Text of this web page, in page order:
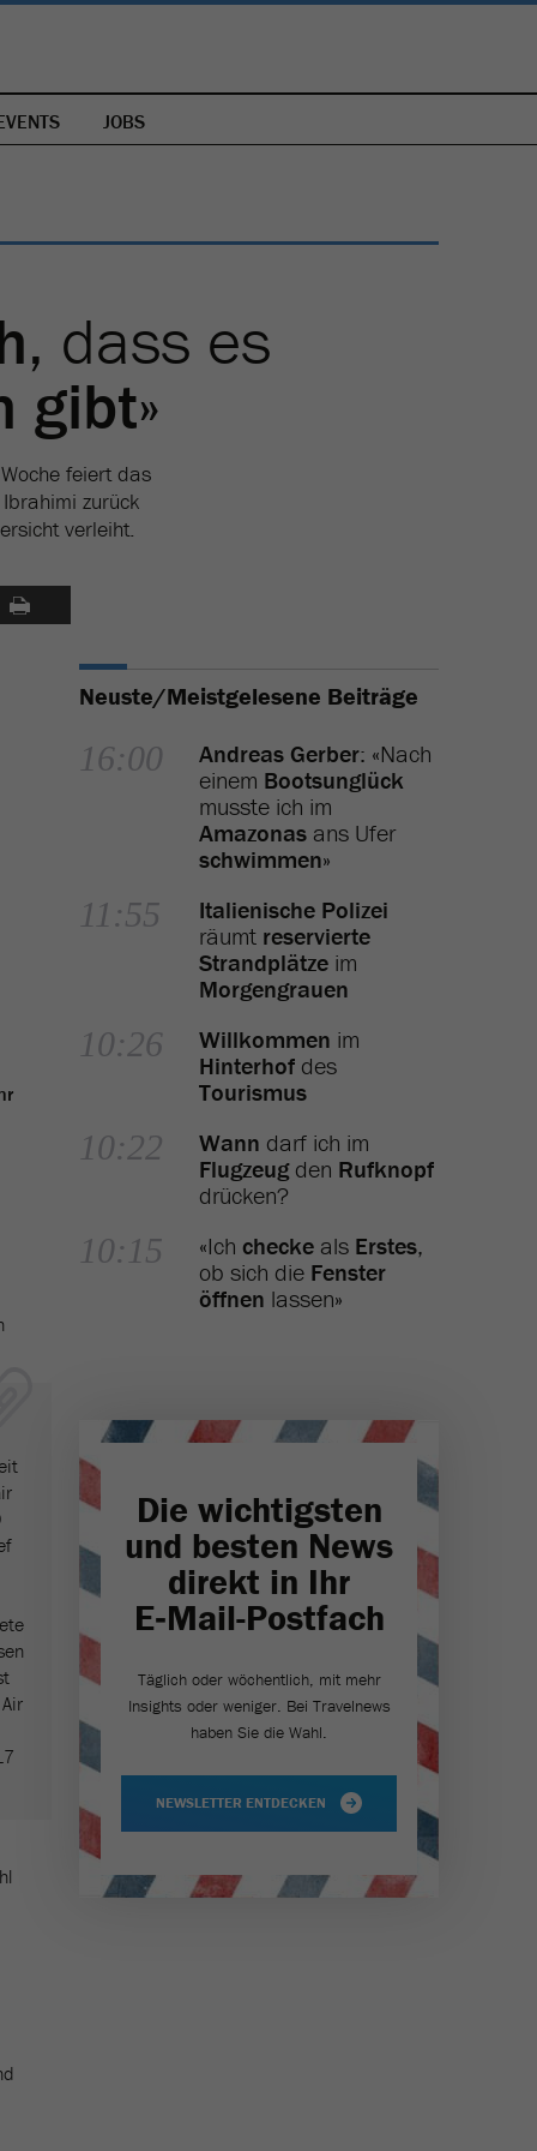
JOBS
, dass es
gibt»
feiert das
zurück
verleiht.
Neuste/Meistgelesene Beiträge
16:00 Andreas Gerber: «Nach
einem Bootsunglück
musste ich im
Amazonas ans Ufer
schwimmen»
11:55
Italienische Polizei
räumt reservierte
Strandplätze im
Morgengrauen
10:26 Willkommen im
Hinterhof des
Tourismus
10:22 Wann darf ich im
Flugzeugden Rufknopf
drücken?
10:15 «Ich checke als Erstes,
ob sich die Fenster
öffnen lassen»
Die wichtigsten
und besten News
direkt in Ihr
E‑Mail-Postfach
Täglich oder wöchentlich, mit mehr
Insights oder weniger. Bei Travel­news
haben Sie die Wahl.
NEWSLETTER ENTDECKEN